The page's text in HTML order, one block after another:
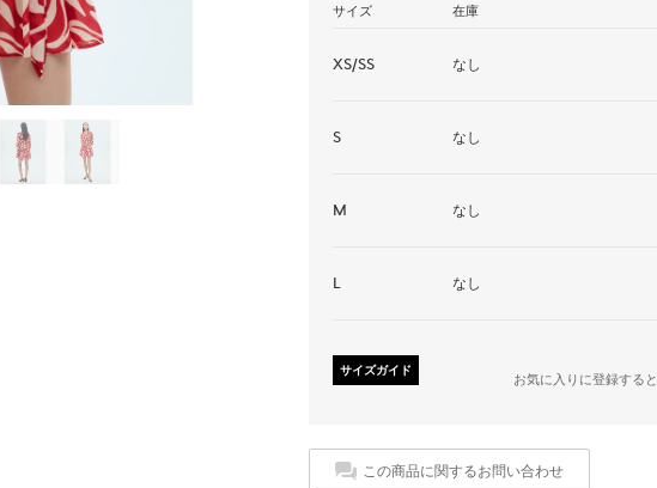
サイズ 在庫
XS/SS なし
S なし
M なし
L なし
サイズガイド
お気に入りに登録すると
この商品に関するお問い合わせ